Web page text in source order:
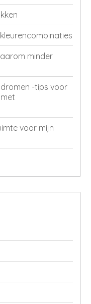
minder
-tips voor
voor mijn